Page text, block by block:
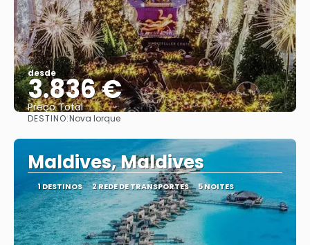
desde
3.836 €
Preço Total
DESTINO:Nova Iorque
Maldives, Maldives
1 DESTINOS 2 REDE DE TRANSPORTES 5 NOITES